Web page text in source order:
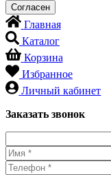
Главная
Каталог
Корзина
Избранное
Личный кабинет
Заказать звонок